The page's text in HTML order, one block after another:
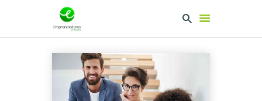
EMPRENDEDORES
PRESENTA TU